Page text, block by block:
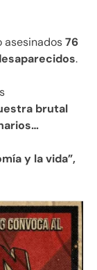
asesinados76
.
brutal
y la vida”,